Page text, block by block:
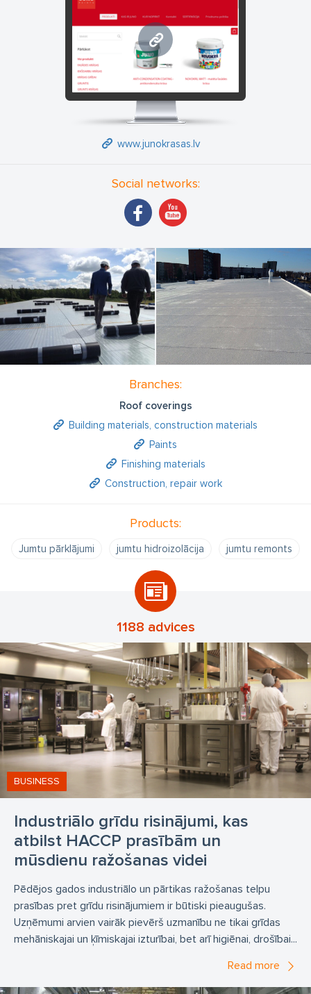
www.junokrasas.lv
www.junokrasas.lv
Social networks:
Branches:
Roof coverings
Building materials, construction materials
Paints
Finishing materials
Construction, repair work
Products:
Jumtu pārklājumi jumtu hidroizolācija jumtu remonts
1188 advices
Industriālo grīdu risinājumi, kas
atbilst HACCP prasībām un
mūsdienu ražošanas videi
BUSINESS
Pēdējos gados industriālo un pārtikas ražošanas telpu
prasības pret grīdu risinājumiem ir būtiski pieaugušas.
Uzņēmumi arvien vairāk pievērš uzmanību ne tikai grīdas
mehāniskajai un ķīmiskajai izturībai, bet arī higiēnai, drošībai...
Read more